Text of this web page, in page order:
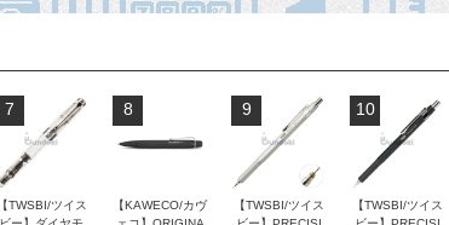
7
【TWSBI/ツイス
8
【KAWECO/カヴ
9
【TWSBI/ツイス
10
【TWSBI/ツイス